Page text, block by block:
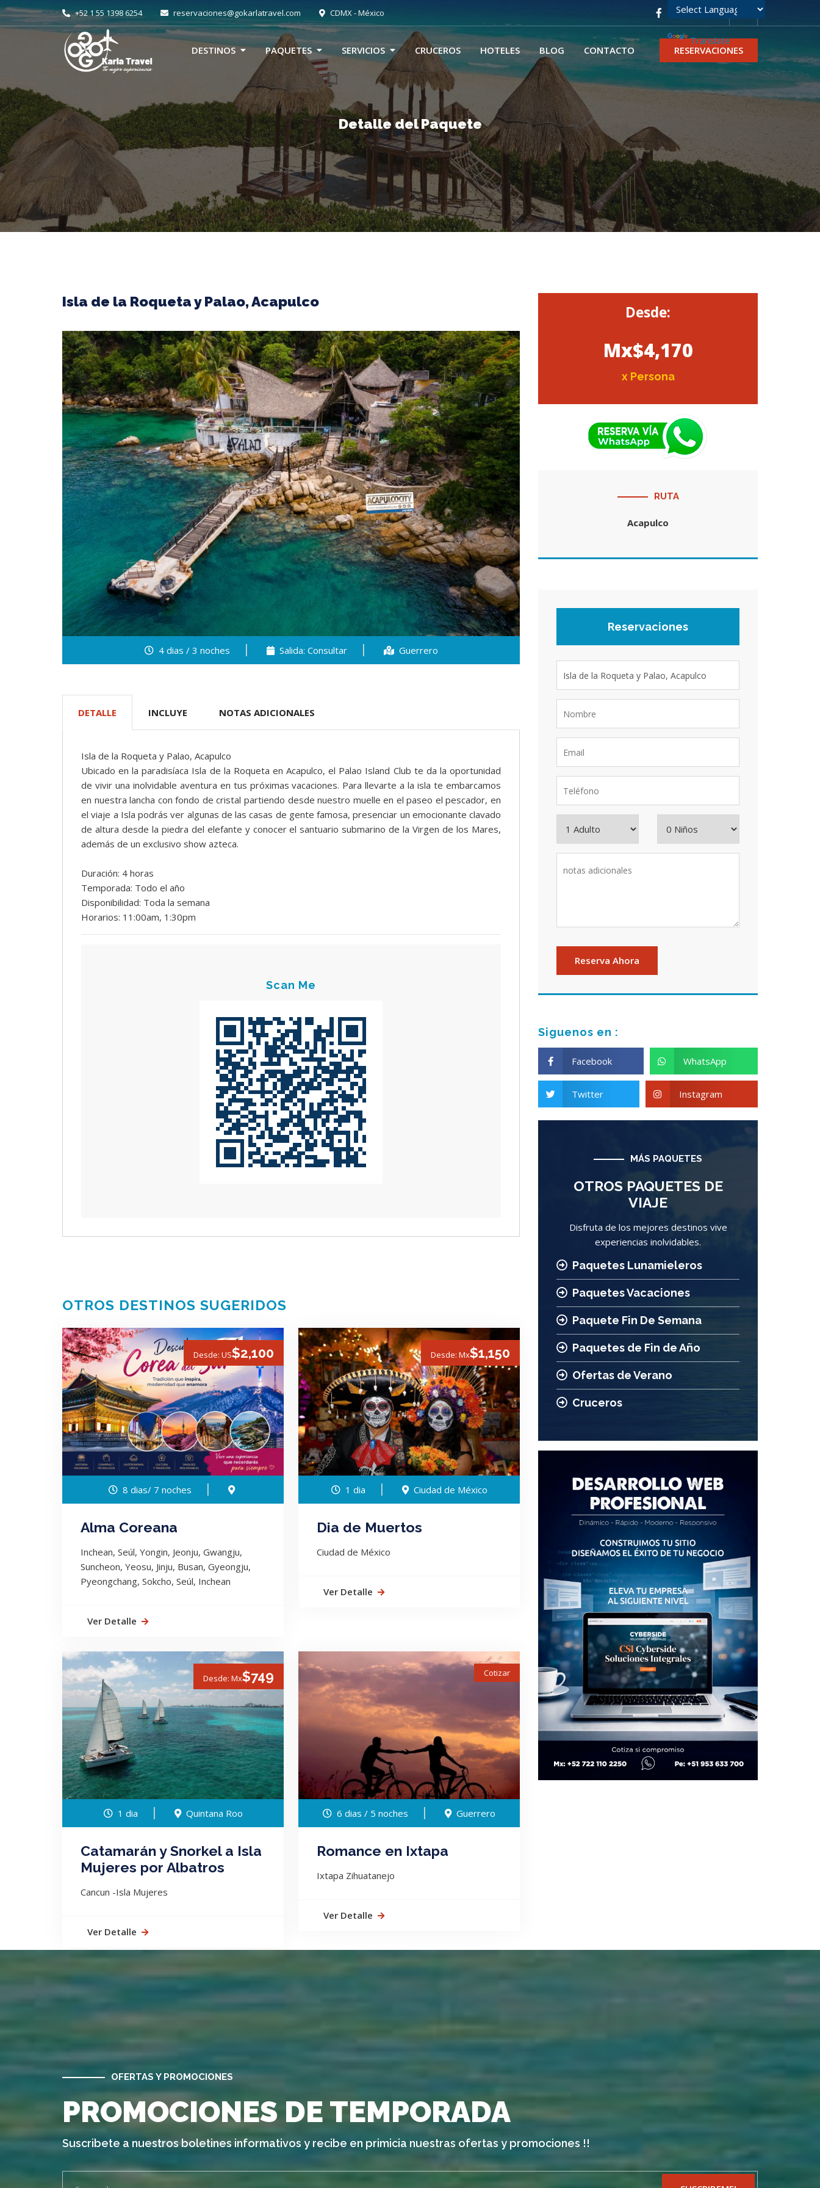
+52 1 55 1398 6254 reservaciones@gokarlatravel.com CDMX - México
DESTINOS PAQUETES SERVICIOS CRUCEROS HOTELES BLOG CONTACTO RESERVACIONES
Powered by
Translate
Detalle del Paquete
Isla de la Roqueta y Palao, Acapulco
4 dias / 3 noches Salida: Consultar Guerrero
DETALLE INCLUYE NOTAS ADICIONALES
Isla de la Roqueta y Palao, Acapulco
Ubicado en la paradisíaca Isla de la Roqueta en Acapulco, el Palao Island Club te da la oportunidad
de vivir una inolvidable aventura en tus próximas vacaciones. Para llevarte a la isla te embarcamos
en nuestra lancha con fondo de cristal partiendo desde nuestro muelle en el paseo el pescador, en
el viaje a Isla podrás ver algunas de las casas de gente famosa, presenciar un emocionante clavado
de altura desde la piedra del elefante y conocer el santuario submarino de la Virgen de los Mares,
además de un exclusivo show azteca.
Duración: 4 horas
Temporada: Todo el año
Disponibilidad: Toda la semana
Horarios: 11:00am, 1:30pm
Scan Me
OTROS DESTINOS SUGERIDOS
Desde: US$2,100
8 dias/ 7 noches
Alma Coreana
Inchean, Seúl, Yongin, Jeonju, Gwangju,
Suncheon, Yeosu, Jinju, Busan, Gyeongju,
Pyeongchang, Sokcho, Seúl, Inchean
Ver Detalle
Desde: Mx$1,150
1 dia Ciudad de México
Dia de Muertos
Ciudad de México
Ver Detalle
Desde: Mx$749
1 dia Quintana Roo
Catamarán y Snorkel a Isla
Mujeres por Albatros
Cancun -Isla Mujeres
Ver Detalle
Cotizar
6 dias / 5 noches Guerrero
Romance en Ixtapa
Ixtapa Zihuatanejo
Ver Detalle
Desde:
Mx$4,170
x Persona
RUTA
Acapulco
Reservaciones
Siguenos en :
Facebook WhatsApp
Twitter Instagram
MÁS PAQUETES
OTROS PAQUETES DE
VIAJE
Disfruta de los mejores destinos vive
experiencias inolvidables.
Paquetes Lunamieleros
Paquetes Vacaciones
Paquete Fin De Semana
Paquetes de Fin de Año
Ofertas de Verano
Cruceros
OFERTAS Y PROMOCIONES
PROMOCIONES DE TEMPORADA
Suscribete a nuestros boletines informativos y recibe en primicia nuestras ofertas y promociones !!